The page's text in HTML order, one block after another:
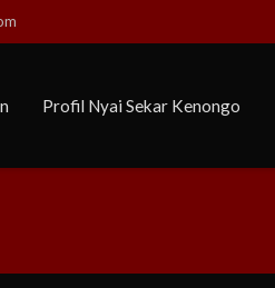
Profil Nyai Sekar Kenongo